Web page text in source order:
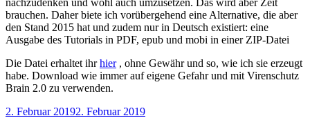
brauchen. Daher biete ich vorübergehend eine Alternative, die aber
den Stand 2015 hat und zudem nur in Deutsch existiert: eine
Ausgabe des Tutorials in PDF, epub und mobi in einer ZIP-Datei
Die Datei erhaltet ihrhier, ohne Gewähr und so, wie ich sie erzeugt
habe. Download wie immer auf eigene Gefahr und mit Virenschutz
Brain 2.0 zu verwenden.
Veröffentlicht
2. Februar 20192. Februar 2019